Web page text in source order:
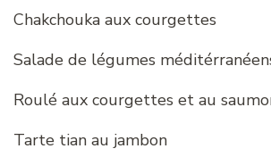
Chakchouka aux courgettes
Salade de légumes
Roulé aux courgettes et au
Tarte tian au jambon